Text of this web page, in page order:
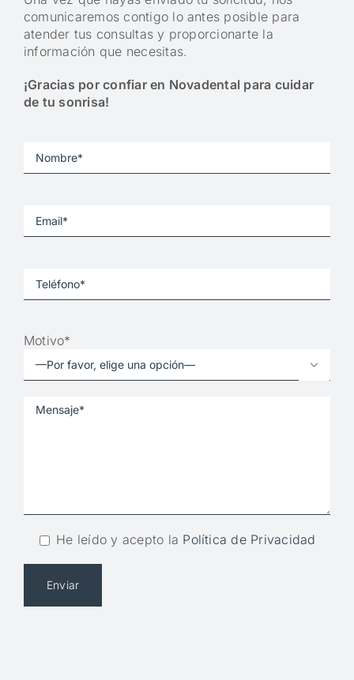
comunicaremos contigo lo antes posible para
atender tus consultas y proporcionarte la
información que necesitas.
¡Gracias por confiar en Novadental para cuidar
de tu sonrisa!
Motivo*

He leído y acepto la Política de Privacidad